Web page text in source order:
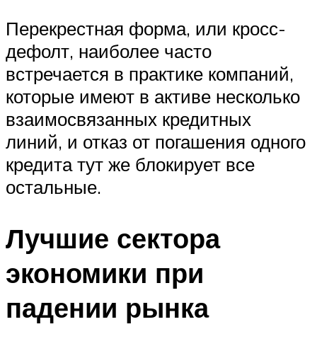
Перекрестная форма, или кросс-
дефолт, наиболее часто
встречается в практике компаний,
которые имеют в активе несколько
взаимосвязанных кредитных
линий, и отказ от погашения одного
кредита тут же блокирует все
остальные.
Лучшие сектора
экономики при
падении рынка